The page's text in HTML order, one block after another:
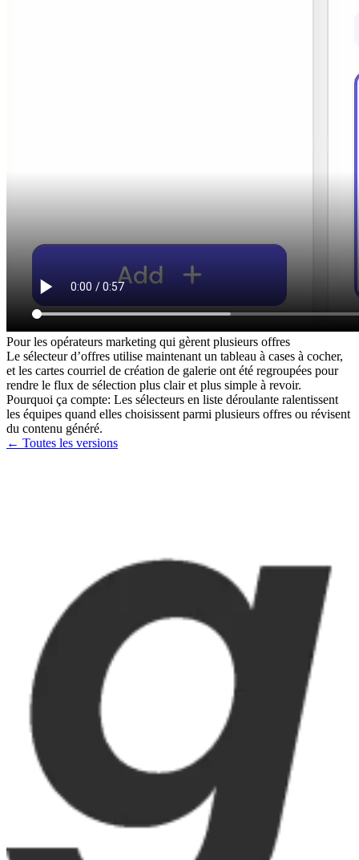
Pour les opérateurs marketing qui gèrent plusieurs offres
Le sélecteur d’offres utilise maintenant un tableau à cases à cocher,
et les cartes courriel de création de galerie ont été regroupées pour
rendre le flux de sélection plus clair et plus simple à revoir.
Pourquoi ça compte: Les sélecteurs en liste déroulante ralentissent
les équipes quand elles choisissent parmi plusieurs offres ou révisent
du contenu généré.
← Toutes les versions